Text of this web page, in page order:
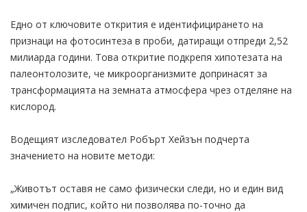
Едно от ключовите открития е идентифицирането на
признаци на фотосинтеза в проби, датиращи отпреди 2,52
милиарда години. Това откритие подкрепя хипотезата на
палеонтолозите, че микроорганизмите допринасят за
трансформацията на земната атмосфера чрез отделяне на
кислород.
Водещият изследовател Робърт Хейзън подчерта
значението на новите методи:
„Животът оставя не само физически следи, но и един вид
химичен подпис, който ни позволява по-точно да